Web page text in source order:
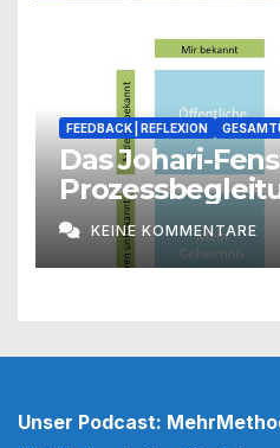
FEEDBACK | REFLEXION
Das Johari-
KEINE KOMMENTARE
Unser Podcast: